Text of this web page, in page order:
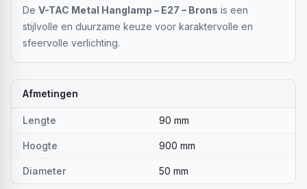
De V-TAC Metal Hanglamp – E27 – Brons is een
stijlvolle en duurzame keuze voor karaktervolle en
sfeervolle verlichting.
Afmetingen
Lengte 90 mm
Hoogte 900 mm
Diameter 50 mm